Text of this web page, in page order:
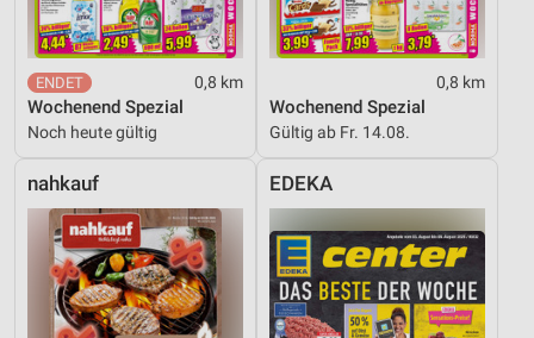
0,8 km
Wochenend Spezial
Noch heute gültig
0,8 km
Wochenend Spezial
Gültig ab Fr. 14.08.
nahkauf EDEKA